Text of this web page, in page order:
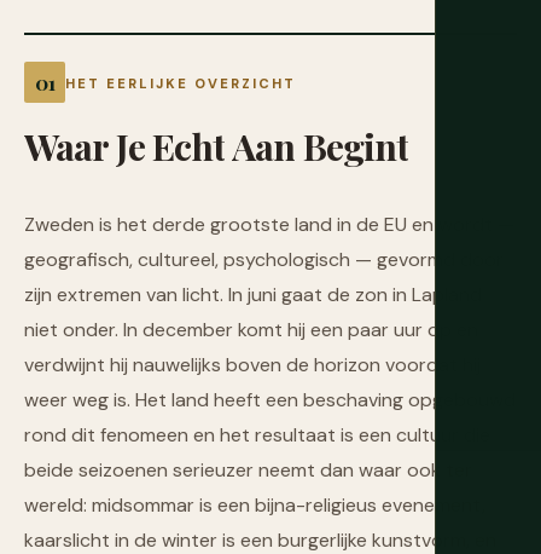
HET EERLIJKE OVERZICHT
WaarJeEchtAanBegint
Zweden is het derde grootste land in de EU en wordt —
geografisch, cultureel, psychologisch — gevormd door
zijn extremen van licht. In juni gaat de zon in Lapland
niet onder. In december komt hij een paar uur op en
verdwijnt hij nauwelijks boven de horizon voordat hij
weer weg is. Het land heeft een beschaving opgebouwd
rond dit fenomeen en het resultaat is een cultuur die
beide seizoenen serieuzer neemt dan waar ook ter
wereld: midsommar is een bijna-religieus evenement,
kaarslicht in de winter is een burgerlijke kunstvorm, en